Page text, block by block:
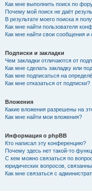
Как мне выполнить поиск по
Почему мой поиск не даёт
В результате моего поиска я
Как мне найти пользователя
Как мне найти свои сообщения
Подписки и закладки
Чем закладки отличаются от
Как мне сделать закладку или
Как мне подписаться на
Как мне отказаться от подписки?
Вложения
Какие вложения разрешены на
Как мне найти мои вложения?
Информация о phpBB
Кто написал эту конференцию?
Почему здесь нет такой-то
С кем можно связаться по
юридических вопросов,
Как мне связаться с